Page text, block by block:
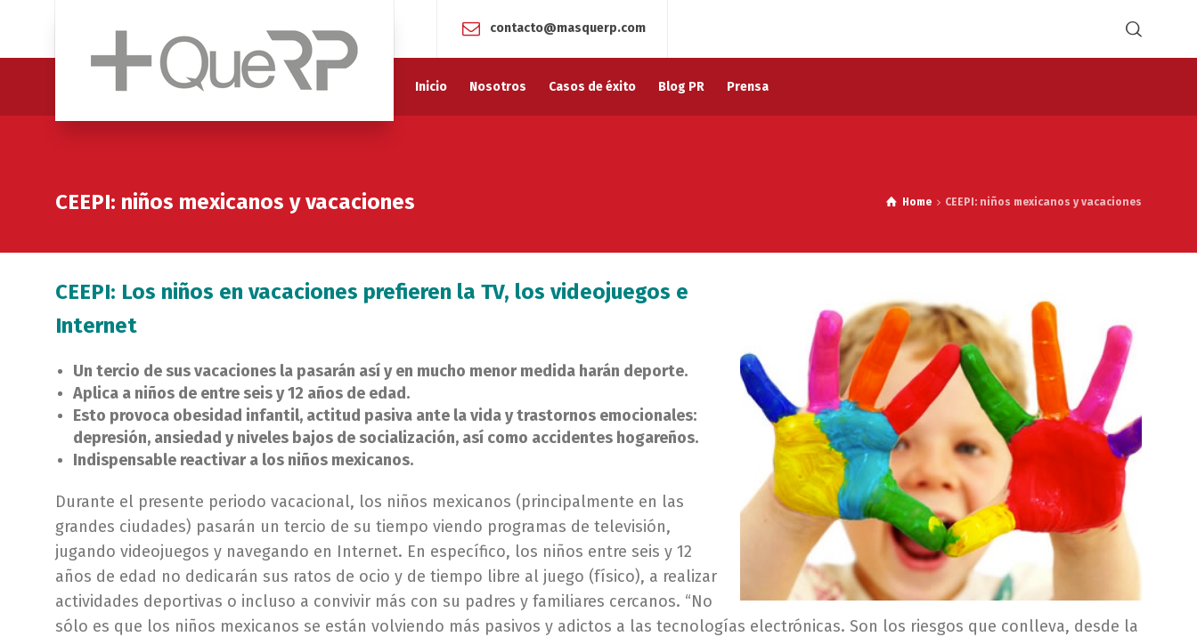
contacto@masquerp.com
Inicio Nosotros Casos de éxito Blog PR Prensa
CEEPI: niños mexicanos y vacaciones Home CEEPI: niños mexicanos y vacaciones
CEEPI: Los niños en vacaciones prefieren la TV, los videojuegos e
Internet
Un tercio de sus vacaciones la pasarán así y en mucho menor medida harán deporte.
Aplica a niños de entre seis y 12 años de edad.
Esto provoca obesidad infantil, actitud pasiva ante la vida y trastornos emocionales:
depresión, ansiedad y niveles bajos de socialización, así como accidentes hogareños.
Indispensable reactivar a los niños mexicanos.
Durante el presente periodo vacacional, los niños mexicanos (principalmente en las
grandes ciudades) pasarán un tercio de su tiempo viendo programas de televisión,
jugando videojuegos y navegando en Internet. En específico, los niños entre seis y 12
años de edad no dedicarán sus ratos de ocio y de tiempo libre al juego (físico), a realizar
actividades deportivas o incluso a convivir más con su padres y familiares cercanos. “No
sólo es que los niños mexicanos se están volviendo más pasivos y adictos a las tecnologías electrónicas. Son los riesgos que conlleva, desde la